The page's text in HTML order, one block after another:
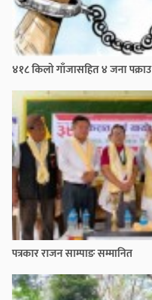
४१८ किलो गाँजासहित ४ जना पक्राउ
पत्रकार राजन साम्पाङ सम्मानित